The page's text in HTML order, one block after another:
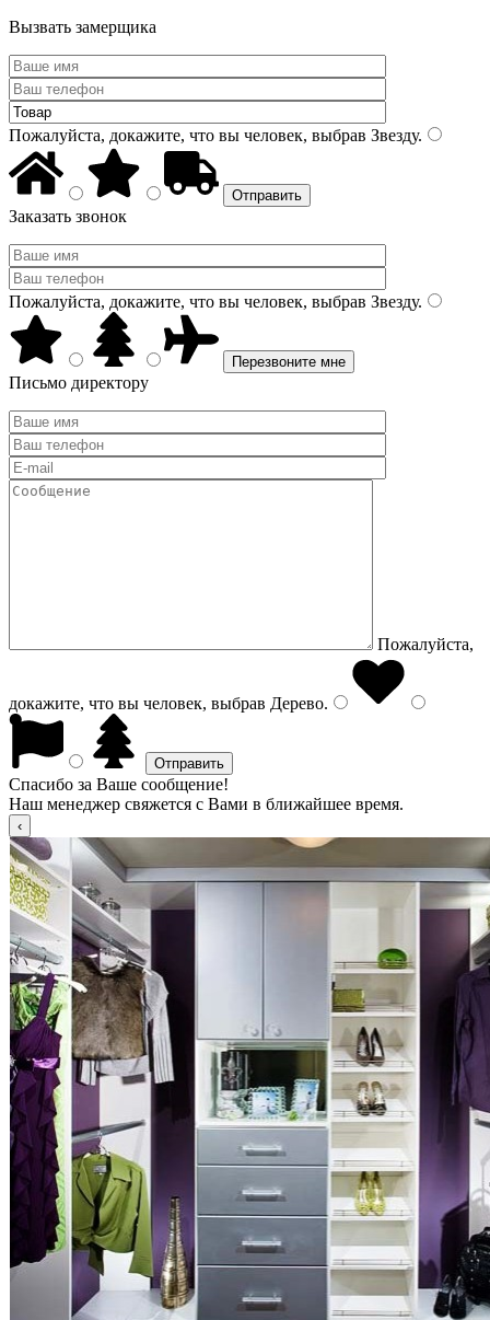
Вызвать замерщика
Пожалуйста, докажите, что вы человек, выбрав Звезду.
Заказать звонок
Пожалуйста, докажите, что вы человек, выбрав Звезду.
Письмо директору
Пожалуйста,
докажите, что вы человек, выбрав Дерево.
Спасибо за Ваше сообщение!
Наш менеджер свяжется с Вами в ближайшее время.